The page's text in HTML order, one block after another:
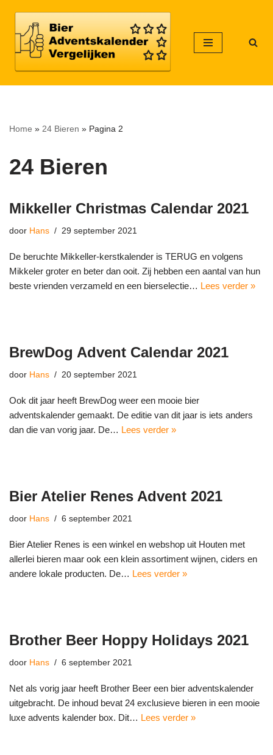
Meteen
naar
Home » 24 Bieren » Pagina 2
24 Bieren
Mikkeller Christmas Calendar 2021
door Hans 29 september 2021
De beruchte Mikkeller-kerstkalender is TERUG en volgens
Mikkeler groter en beter dan ooit. Zij hebben een aantal van hun
beste vrienden verzameld en een bierselectie… Lees verder »
BrewDog Advent Calendar 2021
door Hans 20 september 2021
Ook dit jaar heeft BrewDog weer een mooie bier
adventskalender gemaakt. De editie van dit jaar is iets anders
dan die van vorig jaar. De… Lees verder »
Bier Atelier Renes Advent 2021
door Hans 6 september 2021
Bier Atelier Renes is een winkel en webshop uit Houten met
allerlei bieren maar ook een klein assortiment wijnen, ciders en
andere lokale producten. De… Lees verder »
Brother Beer Hoppy Holidays 2021
door Hans 6 september 2021
Net als vorig jaar heeft Brother Beer een bier adventskalender
uitgebracht. De inhoud bevat 24 exclusieve bieren in een mooie
luxe advents kalender box. Dit… Lees verder »